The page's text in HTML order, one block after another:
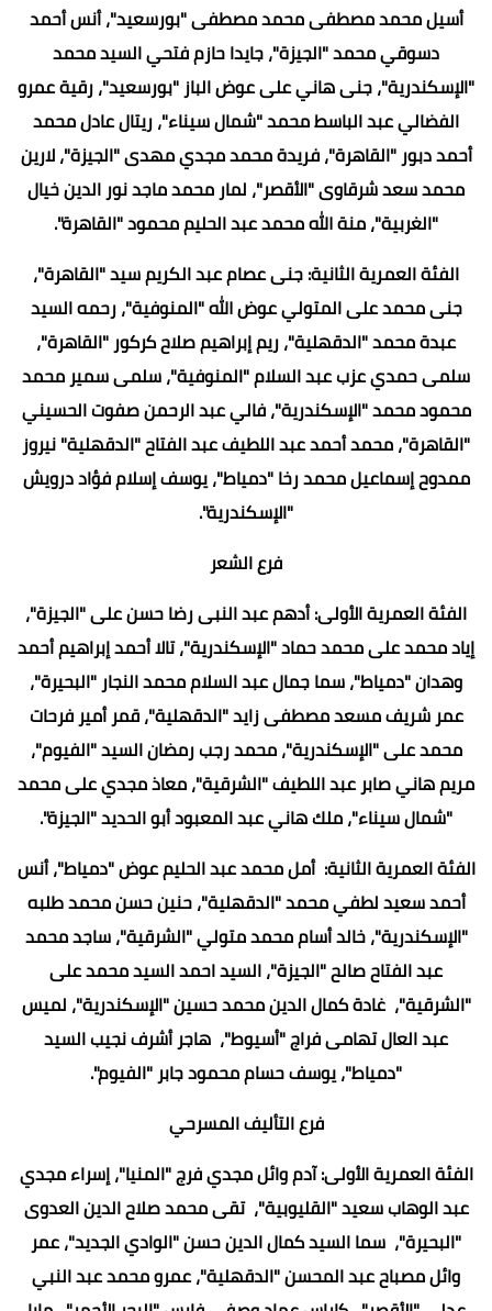
أسيل محمد مصطفى محمد مصطفى "بورسعيد"، أنس أحمد
دسوقي محمد "الجيزة"، جايدا حازم فتحي السيد محمد
"الإسكندرية"، جنى هاني على عوض الباز "بورسعيد"، رقية عمرو
الفضالي عبد الباسط محمد "شمال سيناء"، ريتال عادل محمد
أحمد دبور "القاهرة"، فريدة محمد مجدي مهدى "الجيزة"، لارين
محمد سعد شرقاوى "الأقصر"، لمار محمد ماجد نور الدين خيال
"الغربية"، منة الله محمد عبد الحليم محمود "القاهرة".
الفئة العمرية الثانية: جنى عصام عبد الكريم سيد "القاهرة"،
جنى محمد على المتولي عوض الله "المنوفية"، رحمه السيد
عبدة محمد "الدقهلية"، ريم إبراهيم صلاح كركور "القاهرة"،
سلمى حمدي عزب عبد السلام "المنوفية"، سلمى سمير محمد
محمود محمد "الإسكندرية"، فالي عبد الرحمن صفوت الحسيني
"القاهرة"، محمد أحمد عبد اللطيف عبد الفتاح "الدقهلية" نيروز
ممدوح إسماعيل محمد رخا "دمياط"، يوسف إسلام فؤاد درويش
"الإسكندرية".
فرع الشعر
الفئة العمرية الأولى: أدهم عبد النبى رضا حسن على "الجيزة"،
إياد محمد على محمد حماد "الإسكندرية"، تالا أحمد إبراهيم أحمد
وهدان "دمياط"، سما جمال عبد السلام محمد النجار "البحيرة"،
عمر شريف مسعد مصطفى زايد "الدقهلية"، قمر أمير فرحات
محمد على "الإسكندرية"، محمد رجب رمضان السيد "الفيوم"،
مريم هاني صابر عبد اللطيف "الشرقية"، معاذ مجدي على محمد
"شمال سيناء"، ملك هاني عبد المعبود أبو الحديد "الجيزة".
الفئة العمرية الثانية: أمل محمد عبد الحليم عوض "دمياط"، أنس
أحمد سعيد لطفي محمد "الدقهلية"، حنين حسن محمد طلبه
"الإسكندرية"، خالد أسام محمد متولي "الشرقية"، ساجد محمد
عبد الفتاح صالح "الجيزة"، السيد احمد السيد محمد على
"الشرقية"، غادة كمال الدين محمد حسين "الإسكندرية"، لميس
عبد العال تهامى فراج "أسيوط"، هاجر أشرف نجيب السيد
"دمياط"، يوسف حسام محمود جابر "الفيوم".
فرع التأليف المسرحي
الفئة العمرية الأولى: آدم وائل مجدي فرج "المنيا"، إسراء مجدي
عبد الوهاب سعيد "القليوبية"، تقى محمد صلاح الدين العدوى
"البحيرة"، سما السيد كمال الدين حسن "الوادي الجديد"، عمر
وائل مصباح عبد المحسن "الدقهلية"، عمرو محمد عبد النبي